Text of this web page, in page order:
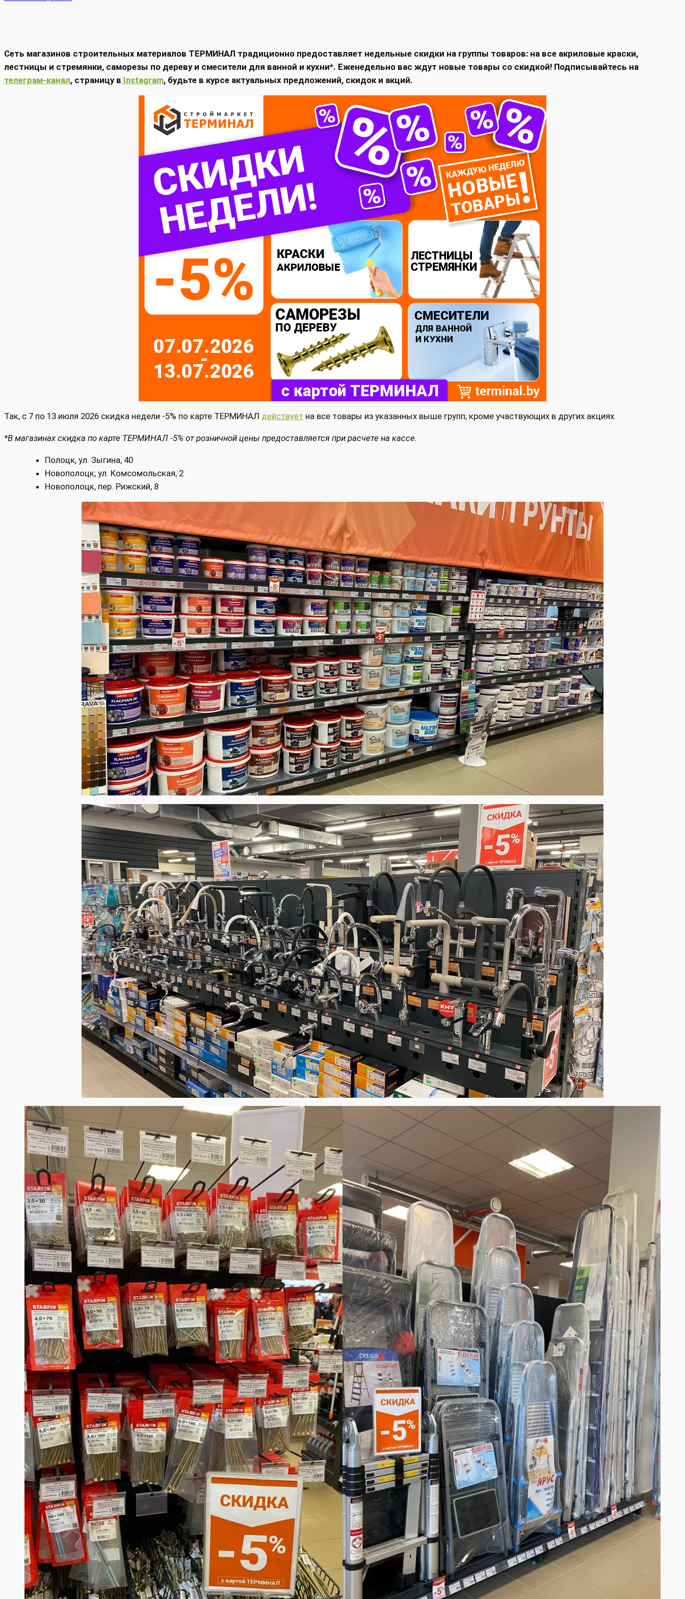
Сеть магазинов строительных материалов ТЕРМИНАЛ традиционно предоставляет недельные скидки на группы товаров: на все акриловые краски,
лестницы и стремянки, саморезы по дереву и смесители для ванной и кухни*. Еженедельно вас ждут новые товары со скидкой! Подписывайтесь на
телеграм-канал, страницу в Instagram, будьте в курсе актуальных предложений, скидок и акций.
Так, с 7 по 13 июля 2026 скидка недели -5% по карте ТЕРМИНАЛ действует на все товары из указанных выше групп, кроме участвующих в других акциях.
*В магазинах скидка по карте ТЕРМИНАЛ -5% от розничной цены предоставляется при расчете на кассе.
Полоцк, ул. Зыгина, 40
Новополоцк, ул. Комсомольская, 2
Новополоцк, пер. Рижский, 8